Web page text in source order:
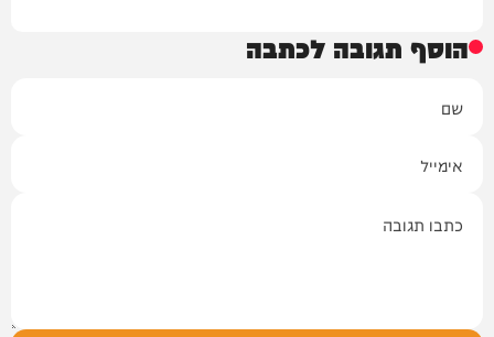
הוסף תגובה לכתבה